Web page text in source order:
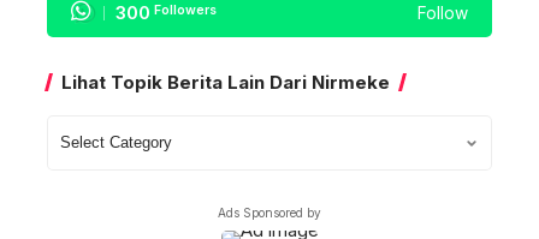
300 Followers Follow
Lihat Topik Berita Lain Dari Nirmeke
Ads Sponsored by